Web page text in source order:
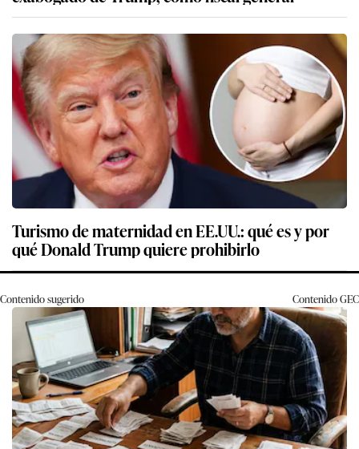
Turismo de maternidad en EE.UU.: qué es y por
qué Donald Trump quiere prohibirlo
Contenido sugerido ContenidoGEC